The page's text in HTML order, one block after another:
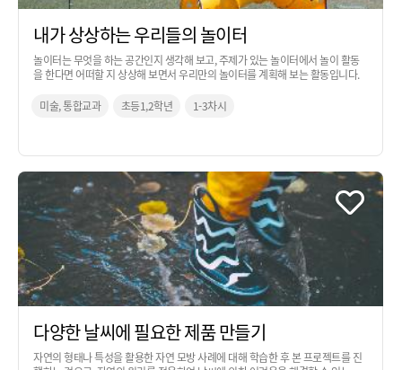
내가 상상하는 우리들의 놀이터
놀이터는 무엇을 하는 공간인지 생각해 보고, 주제가 있는 놀이터에서 놀이 활동
을 한다면 어떠할 지 상상해 보면서 우리만의 놀이터를 계획해 보는 활동입니다.
미술, 통합교과 초등1,2학년 1-3차시
다양한 날씨에 필요한 제품 만들기
자연의 형태나 특성을 활용한 자연 모방 사례에 대해 학습한 후 본 프로젝트를 진